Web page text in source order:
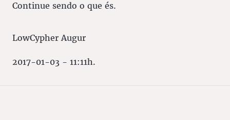
Continue sendo o que és.
LowCypher Augur
2017-01-03 - 11:11h.